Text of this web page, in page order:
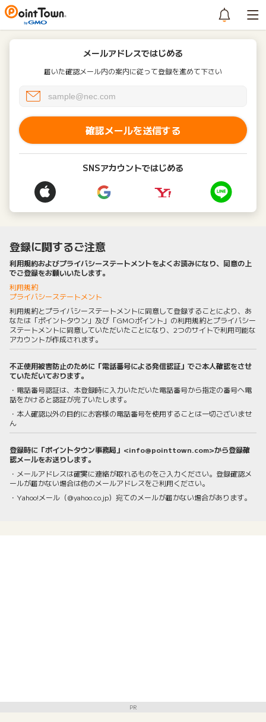
メールアドレスではじめる
届いた確認メール内の案内に従って登録を進めて下さい
確認メールを送信する
SNSアカウントではじめる
登録に関するご注意
利用規約およびプライバシーステートメントをよくお読みになり、同意の上
でご登録をお願いいたします。
利用規約
プライバシーステートメント
利用規約とプライバシーステートメントに同意して登録することにより、あ
なたは「ポイントタウン」及び「GMOポイント」の利用規約とプライバシー
ステートメントに同意していただいたことになり、2つのサイトで利用可能な
アカウントが作成されます。
不正使用被害防止のために「電話番号による発信認証」でご本人確認をさせ
ていただいております。
・電話番号認証は、本登録時に入力いただいた電話番号から指定の番号へ電
話をかけると認証が完了いたします。
・本人確認以外の目的にお客様の電話番号を使用することは一切ございませ
ん
登録時に「ポイントタウン事務局」<info@pointtown.com>から登録確
認メールをお送りします。
・メールアドレスは確実に連絡が取れるものをご入力ください。登録確認メ
ールが届かない場合は他のメールアドレスをご利用ください。
・Yahoo!メール（@yahoo.co.jp）宛てのメールが届かない場合があります。
PR